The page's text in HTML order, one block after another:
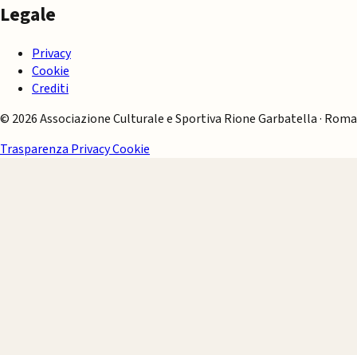
Legale
Privacy
Cookie
Crediti
© 2026 Associazione Culturale e Sportiva Rione Garbatella · Roma
Trasparenza PrivacyCookie